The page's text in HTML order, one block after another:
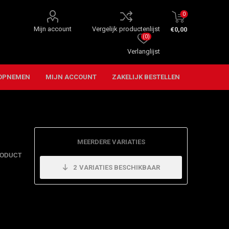
Mijn account Vergelijk productenlijst
Verlanglijst
(0)
0
€0,00
MIJN ACCOUNT ZAKELIJK BESTELLEN
MEERDERE VARIATIES
2 VARIATIES BESCHIKBAAR